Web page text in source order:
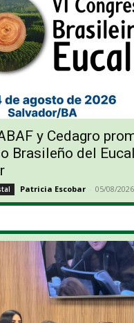
y Cedagro
Brasileño del
Patricia Escobar - 05/08/2026